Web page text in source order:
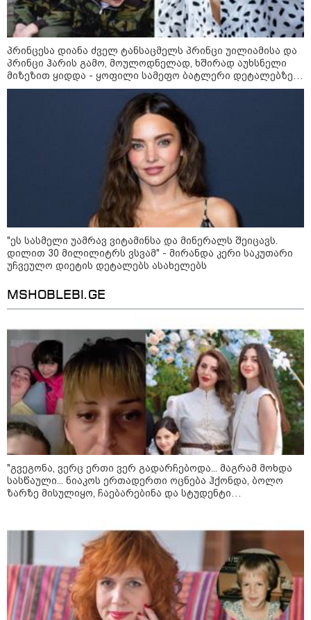
ამოუცნობი ანომალიური
მოვლენები - ტრამპის
ადმინისტრაციამ “UFO”- ს
ფაილების მორიგი პაკეტი
გამოაქვეყნა
22:30 / 07-08-2026
ინტერნეტში ამაღელვებელი
კადრები ვრცელდება - როგორ
გადაარჩინა 56 წლის კაცმა
ბავშვები აბობოქრებულ ზღვაში
დახრჩობას
კატეგორიის ყველა სიახლე
გაღრმავების საფრთხე და ...“
"გონებაში ვალაგებდი, ეს ამბავი
პირველად ვისთვის მეთქვა, ვის
უნდა ჩავექოლე“
"ძალიან მძიმეა ჩემთვის ის, რაც
ახლა გითხარით“
"ეს უზნეო გზა
ხელისუფლებისთვის ცუდად
მთავრდება ხოლმე“
პრინცესა დიანა ძველ ტანსაცმელს პრინცი უილიამისა და
პრინცი ჰარის გამო, მოულოდნელად, ხშირად აუხსნელი
მიზეზით ყიდდა - ყოფილი სამეფო ბატლერი დეტალებზე
საკუთარ წიგნში საუბრობს
"ეს სასმელი უამრავ ვიტამინსა და მინერალს შეიცავს.
დილით 30 მილილიტრს ვსვამ" - მირანდა კერი საკუთარი
უჩვეულო დიეტის დეტალებს ასახელებს
MSHOBLEBI.GE
"გვეგონა, ვერც ერთი ვერ გადარჩებოდა... მაგრამ მოხდა
სასწაული... ნიაკოს ერთადერთი ოცნება ჰქონდა, ბოლო
ზარზე მისულიყო, ჩაებარებინა და სტუდენტი